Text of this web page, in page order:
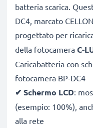
batteria scarica.
DC4, marcato
progettato per
della fotocamera C-
Caricabatteria con
fotocamera BP-DC4
✔ Schermo LCD:
(esempio: 100%),
alla rete